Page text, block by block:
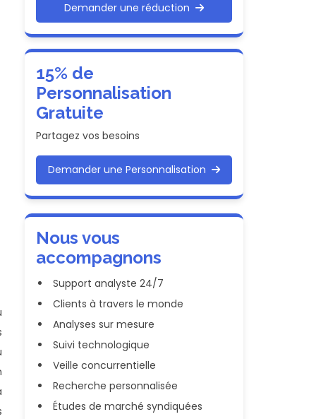
Demander une réduction
15% de
Personnalisation
Gratuite
Partagez vos besoins
Demander une Personnalisation
Nous vous
accompagnons
Support analyste 24/7
Clients à travers le monde
Analyses sur mesure
Suivi technologique
Veille concurrentielle
Recherche personnalisée
Études de marché syndiquées